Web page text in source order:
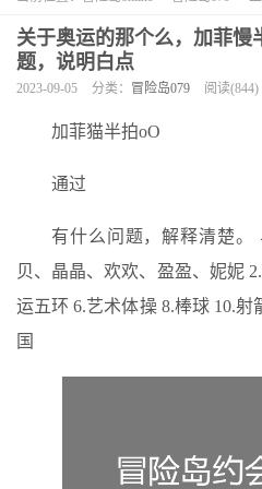
关于奥运的那个么，加菲慢
题，说明白点
2023-09-05 分类： 冒险岛079 阅读(844)
加菲猫半拍oO
通过
有什么问题，解释清楚。
贝、晶晶、欢欢、盈盈、妮妮
运五环 6.艺术体操 8.棒球 10.射
国